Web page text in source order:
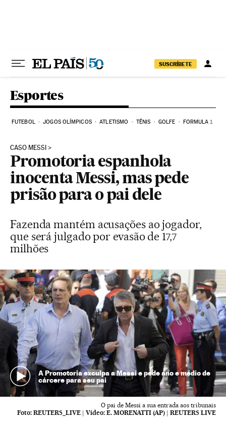
SUSCRÍBETE
Esportes
FUTEBOL JOGOS OLÍMPICOS ATLETISMO TÊNIS GOLFE FORMULA 1
CASO MESSI
Promotoria espanhola
inocenta Messi, mas pede
prisão para o pai dele
Fazenda mantém acusações ao jogador,
que será julgado por evasão de 17,7
milhões
A Promotoria exculpa a Messi e pede ano e médio de
cárcere para seu pai
O pai de Messi a sua entrada aos tribunais
Foto: REUTERS_LIVE | Vídeo: E. MORENATTI (AP) | REUTERS LIVE